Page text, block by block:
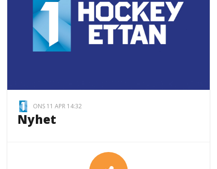
ONS 11 APR 14:32
Nyhet